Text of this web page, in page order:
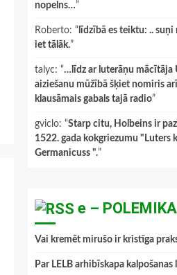
nopelns…”
Roberto: “ līdzībā es teiktu: .. suņi
iet tālāk.”
talyc: “…līdz ar luterāņu mācītāja
aiziešanu mūžībā šķiet nomiris
klausāmais gabals tajā radio”
gviclo: “Starp citu, Holbeins ir
1522. gada kokgriezumu "Luters
Germanicuss ".”
e – POLEMIKA
Vai kremēt mirušo ir kristīga
Par LELB arhibīskapa kalpošanas